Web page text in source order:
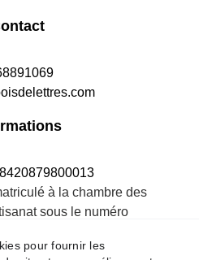
à la chambre des
sous le numéro
pour fournir les